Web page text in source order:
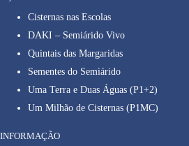
Cisternas nas Escolas
DAKI – Semiárido Vivo
Quintais das Margaridas
Sementes do Semiárido
Uma Terra e Duas Águas (P1+2)
Um Milhão de Cisternas (P1MC)
INFORMAÇÃO